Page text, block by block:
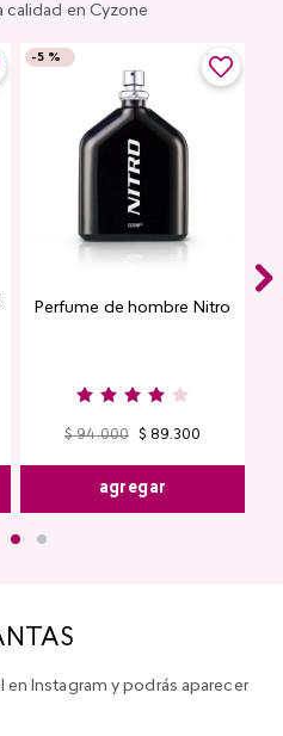
calidad en Cyzone
-5 %
Perfume de hombre Nitro
$ 94.000 $ 89.300
agregar
Instagram y podrás aparecer